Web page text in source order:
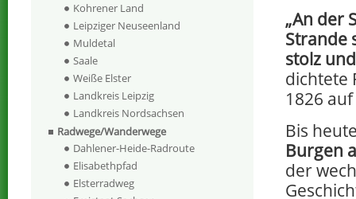
„An der
Strande
stolz
dichtete
1826
Bis
Burgen
der
Kohrener Land
Leipziger Neuseenland
Muldetal
Saale
Weiße Elster
Landkreis Leipzig
Landkreis Nordsachsen
Radwege/Wanderwege
Dahlener-Heide-Radroute
Elisabethpfad
Elsterradweg